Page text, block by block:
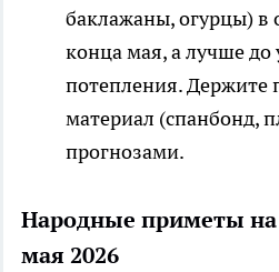
баклажаны, огурцы) в
конца мая, а лучше до
потепления. Держите
материал (спанбонд,
прогнозами.
Народные приметы на
мая 2026